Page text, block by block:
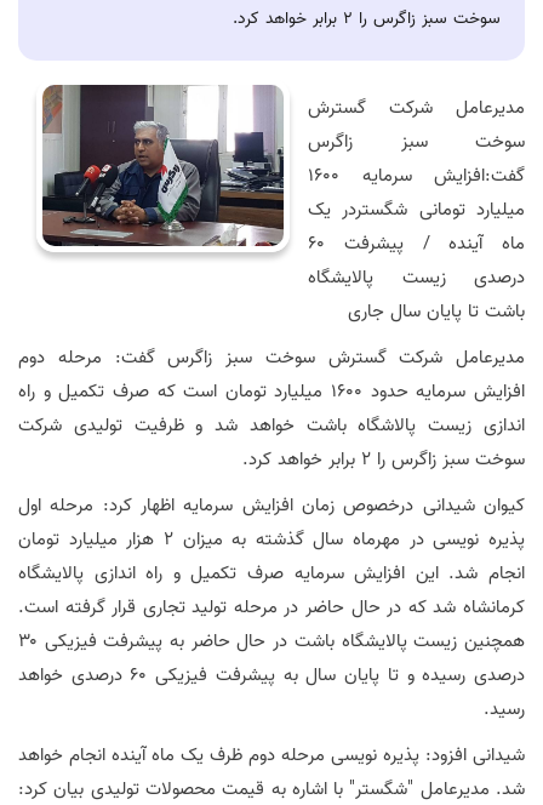
سوخت سبز زاگرس را ۲ برابر خواهد کرد.
مدیرعامل شرکت گسترش
سوخت سبز زاگرس
گفت:افزایش سرمایه ۱۶۰۰
میلیارد تومانی شگستردر یک
ماه آینده / پیشرفت ۶۰
درصدی زیست پالایشگاه
باشت تا پایان سال جاری
مدیرعامل شرکت گسترش سوخت سبز زاگرس گفت: مرحله دوم
افزایش سرمایه حدود ۱۶۰۰ میلیارد تومان است که صرف تکمیل و راه
اندازی زیست پالاشگاه باشت خواهد شد و ظرفیت تولیدی شرکت
سوخت سبز زاگرس را ۲ برابر خواهد کرد.
کیوان شیدانی درخصوص زمان افزایش سرمایه اظهار کرد: مرحله اول
پذیره نویسی در مهرماه سال گذشته به میزان ۲ هزار میلیارد تومان
انجام شد. این افزایش سرمایه صرف تکمیل و راه اندازی پالایشگاه
کرمانشاه شد که در حال حاضر در مرحله تولید تجاری قرار گرفته است.
همچنین زیست پالایشگاه باشت در حال حاضر به پیشرفت فیزیکی ۳۰
درصدی رسیده و تا پایان سال به پیشرفت فیزیکی ۶۰ درصدی خواهد
رسید.
شیدانی افزود: پذیره نویسی مرحله دوم ظرف یک ماه آینده انجام خواهد
شد. مدیرعامل "شگستر" با اشاره به قیمت محصولات تولیدی بیان کرد: